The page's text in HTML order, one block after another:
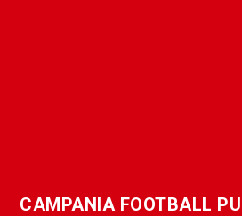
CAMPANIA FOOTBALL